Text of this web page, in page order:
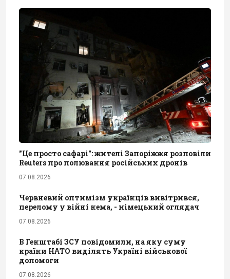
"Це просто сафарі": жителі Запоріжжя розповіли
Reuters про полювання російських дронів
07.08.2026
Червневий оптимізм українців вивітрився,
перелому у війні нема, - німецький оглядач
07.08.2026
В Генштабі ЗСУ повідомили, на яку суму
країни НАТО виділять Україні військової
допомоги
07.08.2026